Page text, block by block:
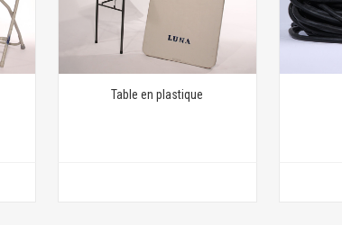
Table en plastique